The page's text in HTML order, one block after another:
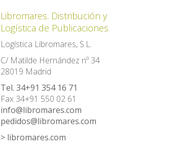
Libromares. Distribución y
Logística de Publicaciones
Logística Libromares, S.L.
C/ Matilde Hernández nº 34
28019 Madrid
Tel. 34+91 354 16 71
Fax 34+91 550 02 61
info@libromares.com
pedidos@libromares.com
> libromares.com